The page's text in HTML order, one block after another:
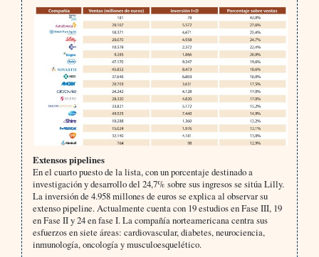
Extensos pipelines
En el cuarto puesto de la lista, con un porcentaje destinado a
investigación y desarrollo del 24,7% sobre sus ingresos se sitúa Lilly.
La inversión de 4.958 millones de euros se explica al observar su
extenso pipeline. Actualmente cuenta con 19 estudios en Fase III, 19
en Fase II y 24 en fase I. La compañía norteamericana centra sus
esfuerzos en siete áreas: cardiovascular, diabetes, neurociencia,
inmunología, oncología y musculoesquelético.